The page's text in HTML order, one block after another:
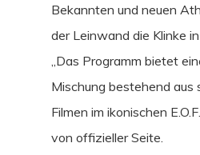
Bekannten und neuen
der Leinwand die Klinke
„Das Programm bietet
Mischung bestehend aus
Filmen im ikonischen
von offizieller Seite.